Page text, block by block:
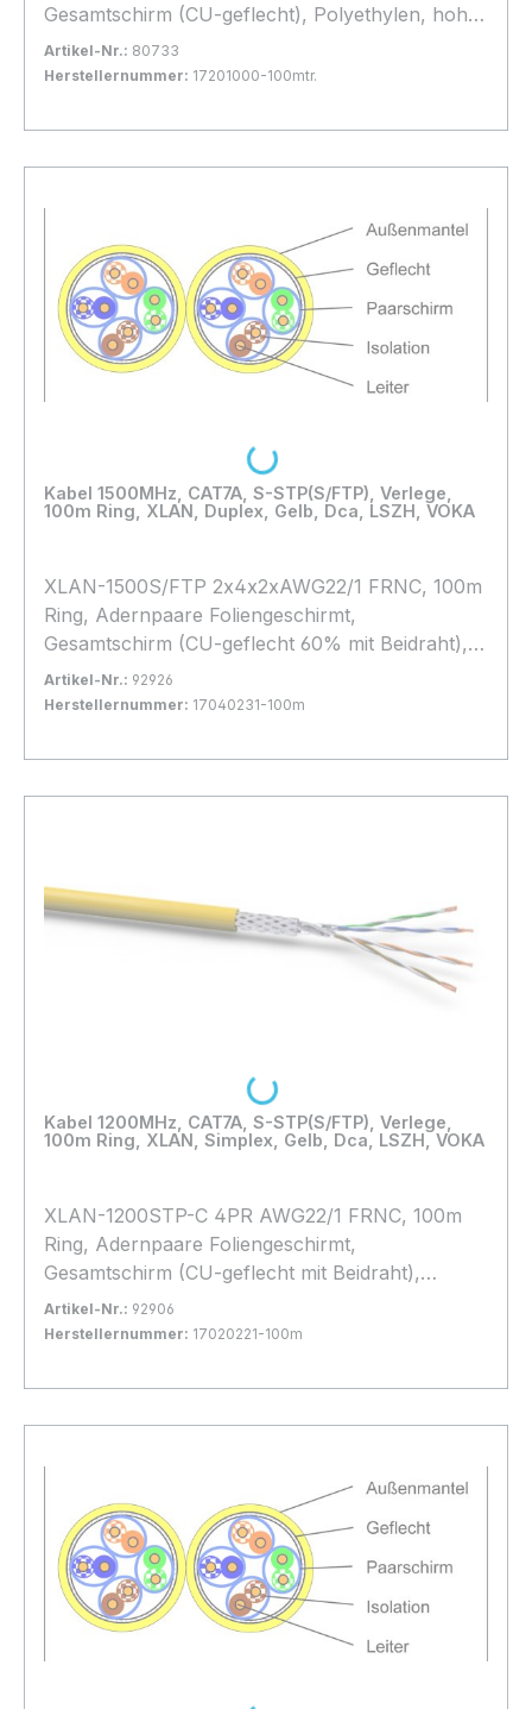
Gesamtschirm (CU-geflecht), Polyethylen, hohes
Geflecht, Außendurchmesser 9,9mm, Water
Proof,
Artikel-Nr.: 80733
Herstellernummer: 17201000-100mtr.
In den Warenkorb
Kabel 1500MHz, CAT7A, S-STP(S/FTP), Verlege,
100m Ring, XLAN, Duplex, Gelb, Dca, LSZH, VOKA
XLAN-1500S/FTP 2x4x2xAWG22/1 FRNC, 100m
Ring, Adernpaare Foliengeschirmt,
Gesamtschirm (CU-geflecht 60% mit Beidraht),
Halogenfrei, * Gelb *, hohes Geflecht, d=
2x8,4mm, Beandlast: Dca,
Artikel-Nr.: 92926
Herstellernummer: 17040231-100m
In den Warenkorb
Loading...
Kabel 1200MHz, CAT7A, S-STP(S/FTP), Verlege,
100m Ring, XLAN, Simplex, Gelb, Dca, LSZH, VOKA
XLAN-1200STP-C 4PR AWG22/1 FRNC, 100m
Ring, Adernpaare Foliengeschirmt,
Gesamtschirm (CU-geflecht mit Beidraht),
Halogenfrei, * Gelb *, hohes Geflecht, d=
8,3mm, Brandlast: Dca
Artikel-Nr.: 92906
Herstellernummer: 17020221-100m
In den Warenkorb
Loading...